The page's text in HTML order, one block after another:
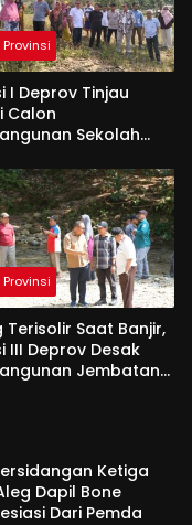
Provinsi
I Deprov Tinjau
Calon
Sekolah
Provinsi
Terisolir Saat Banjir,
III Deprov Desak
Jembatan
Ketiga
Dapil Bone
Dari Pemda